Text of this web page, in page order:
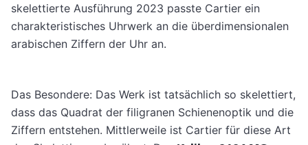
skelettierte Ausführung 2023 passte Cartier ein
charakteristisches Uhrwerk an die überdimensionalen
arabischen Ziffern der Uhr an.
Das Besondere: Das Werk ist tatsächlich so skelettiert,
dass das Quadrat der filigranen Schienenoptik und die
Ziffern entstehen. Mittlerweile ist Cartier für diese Art